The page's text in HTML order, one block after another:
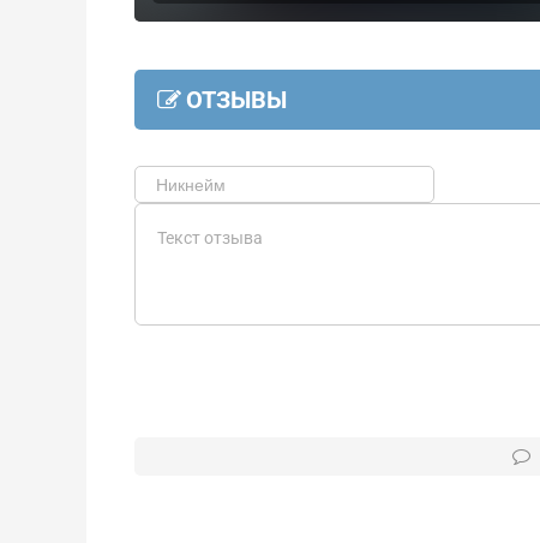
ОТЗЫВЫ